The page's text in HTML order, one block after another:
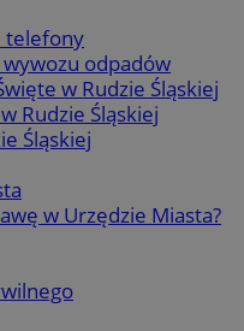
telefony
odpadów
w Rudzie Śląskiej
Rudzie Śląskiej
Śląskiej
w Urzędzie Miasta?